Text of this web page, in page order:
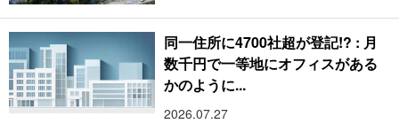
同一住所に4700社超が登記!? : 月
数千円で一等地にオフィスがある
かのように...
2026.07.27